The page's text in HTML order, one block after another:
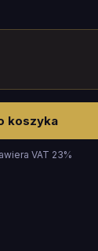
koszyka
VAT 23%